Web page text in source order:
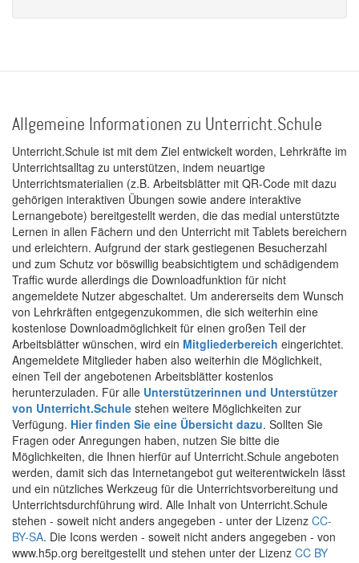
Allgemeine Informationen zu Unterricht.Schule
Unterricht.Schule ist mit dem Ziel entwickelt worden, Lehrkräfte im
Unterrichtsalltag zu unterstützen, indem neuartige
Unterrichtsmaterialien (z.B. Arbeitsblätter mit QR-Code mit dazu
gehörigen interaktiven Übungen sowie andere interaktive
Lernangebote) bereitgestellt werden, die das medial unterstützte
Lernen in allen Fächern und den Unterricht mit Tablets bereichern
und erleichtern. Aufgrund der stark gestiegenen Besucherzahl
und zum Schutz vor böswillig beabsichtigtem und schädigendem
Traffic wurde allerdings die Downloadfunktion für nicht
angemeldete Nutzer abgeschaltet. Um andererseits dem Wunsch
von Lehrkräften entgegenzukommen, die sich weiterhin eine
kostenlose Downloadmöglichkeit für einen großen Teil der
Arbeitsblätter wünschen, wird ein Mitgliederbereich eingerichtet.
Angemeldete Mitglieder haben also weiterhin die Möglichkeit,
einen Teil der angebotenen Arbeitsblätter kostenlos
herunterzuladen. Für alle Unterstützerinnen und Unterstützer
von Unterricht.Schule stehen weitere Möglichkeiten zur
Verfügung. Hier finden Sie eine Übersicht dazu. Sollten Sie
Fragen oder Anregungen haben, nutzen Sie bitte die
Möglichkeiten, die Ihnen hierfür auf Unterricht.Schule angeboten
werden, damit sich das Internetangebot gut weiterentwickeln lässt
und ein nützliches Werkzeug für die Unterrichtsvorbereitung und
Unterrichtsdurchführung wird. Alle Inhalt von Unterricht.Schule
stehen - soweit nicht anders angegeben - unter der Lizenz CC-
BY-SA. Die Icons werden - soweit nicht anders angegeben - von
www.h5p.org bereitgestellt und stehen unter der Lizenz CC BY